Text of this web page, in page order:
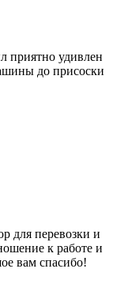
приятно удивлен
до присоски
для перевозки и
к работе и
вам спасибо!